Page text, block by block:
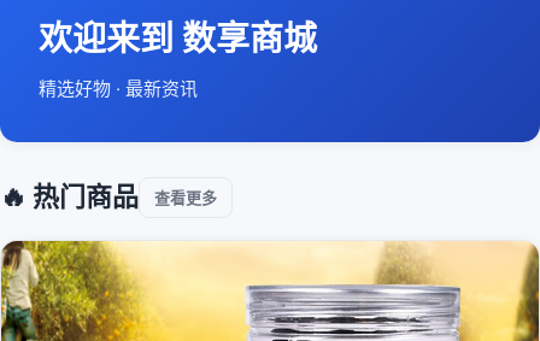
欢迎来到 数享商城
精选好物 · 最新资讯
🔥 热门商品 查看更多